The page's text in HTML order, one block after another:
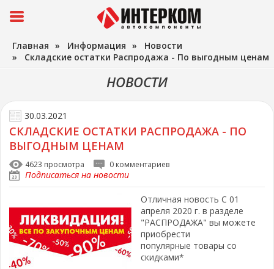
Главная » Информация » Новости
» Складские остатки Распродажа - По выгодным ценам
НОВОСТИ
30.03.2021
СКЛАДСКИЕ ОСТАТКИ РАСПРОДАЖА - ПО
ВЫГОДНЫМ ЦЕНАМ
4623 просмотра 0 комментариев
Подписаться на новости
Отличная новость С 01
апреля 2020 г. в разделе
"РАСПРОДАЖА" вы можете
приобрести
популярные товары со
скидками*